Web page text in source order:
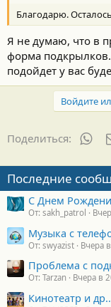
Благодарю.
Я не думаю, что в
форма
подойдет у вас
Войдите
Поделиться:
Последние
С Днем
От: sakh_patrol
Музыка с
От: swyazist Вчера
Проблема с
От: Tarzan Вчера в
Кинотеатр и